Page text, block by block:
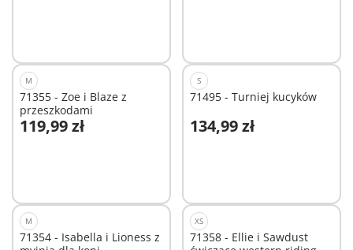
M
71355 - Zoe i Blaze z
przeszkodami
119,99 zł
Dodaj do koszyka
S
71495 - Turniej kucyków
134,99 zł
Dodaj do koszyka
M
71354 - Isabella i Lioness z
XS
71358 - Ellie i Sawdust